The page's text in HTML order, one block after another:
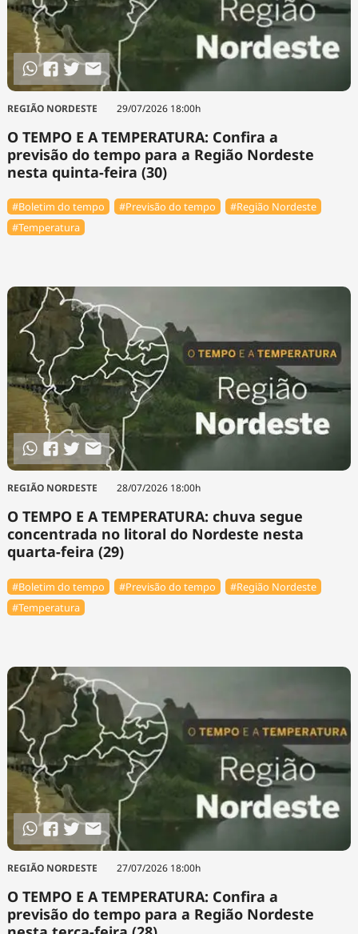
REGIÃO NORDESTE 29/07/2026 18:00h
O TEMPO E A TEMPERATURA: Confira a
previsão do tempo para a Região Nordeste
nesta quinta-feira (30)
#Boletim do tempo #Previsão do tempo
#Região Nordeste
#Temperatura
REGIÃO NORDESTE 28/07/2026 18:00h
O TEMPO E A TEMPERATURA: chuva segue
concentrada no litoral do Nordeste nesta
quarta-feira (29)
#Boletim do tempo #Previsão do tempo
#Região Nordeste
#Temperatura
REGIÃO NORDESTE 27/07/2026 18:00h
O TEMPO E A TEMPERATURA: Confira a
previsão do tempo para a Região Nordeste